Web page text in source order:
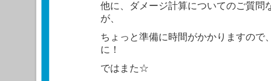
他に、ダメージ計算についてのご質問
が、
ちょっと準備に時間がかかりますので
に！
ではまた☆